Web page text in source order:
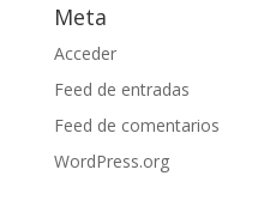
Meta
Acceder
Feed de entradas
Feed de comentarios
WordPress.org